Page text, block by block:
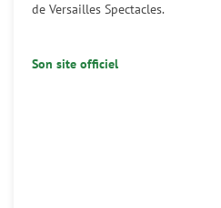
de Versailles Spectacles.
Son site officiel